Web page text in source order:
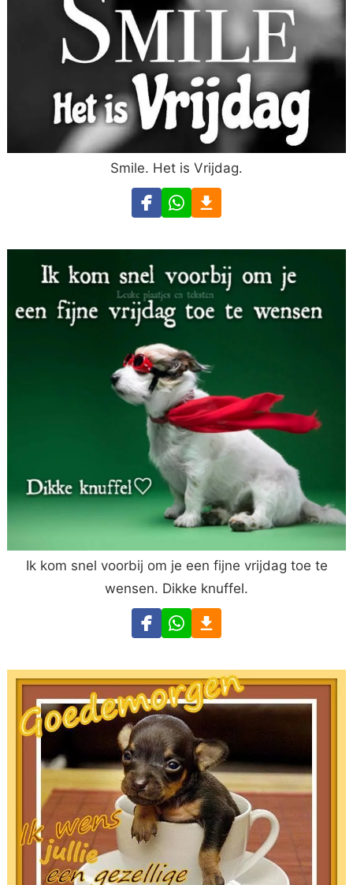
Smile. Het is Vrijdag.
Ik kom snel voorbij om je een fijne vrijdag toe te
wensen. Dikke knuffel.